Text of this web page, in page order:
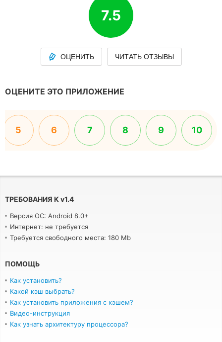
7.5
ОЦЕНИТЬ ЧИТАТЬ ОТЗЫВЫ
ОЦЕНИТЕ ЭТО ПРИЛОЖЕНИЕ
5 6 7 8 9 10
ТРЕБОВАНИЯ К v1.4
Версия ОС: Android 8.0+
Интернет: не требуется
Требуется свободного места: 180 Mb
ПОМОЩЬ
Как установить?
Какой кэш выбрать?
Как установить приложения с кэшем?
Видео-инструкция
Как узнать архитектуру процессора?